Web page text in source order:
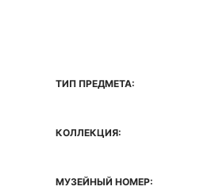
ТИП ПРЕДМЕТА:
КОЛЛЕКЦИЯ:
МУЗЕЙНЫЙ НОМЕР: